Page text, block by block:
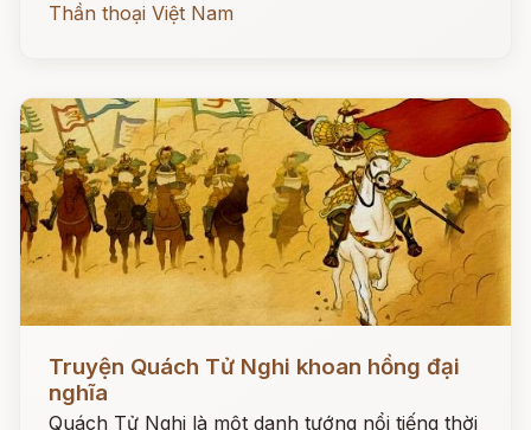
Thần thoại Việt Nam
Truyện Quách Tử Nghi khoan hồng đại
nghĩa
Quách Tử Nghi là một danh tướng nổi tiếng thời